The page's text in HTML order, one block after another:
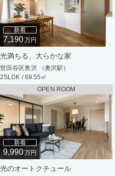
新着
7,190万円
光満ちる、大らかな家
世田谷区奥沢 （奥沢駅）
2SLDK / 69.55㎡
OPEN ROOM
新着
9,990万円
光のオートクチュール